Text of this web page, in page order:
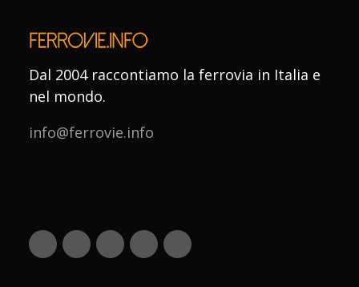
Dal 2004 raccontiamo la ferrovia in Italia e
nel mondo.
info@ferrovie.info